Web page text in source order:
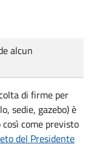
alcun
di firme per
sedie, gazebo) è
come previsto
del Presidente